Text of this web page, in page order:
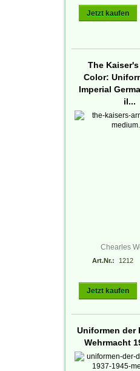
Jetzt kaufen
The
Color:
Imperial
il...
Chearles
Art.Nr.: 1212
Jetzt kaufen
Uniformen der
Wehrmacht